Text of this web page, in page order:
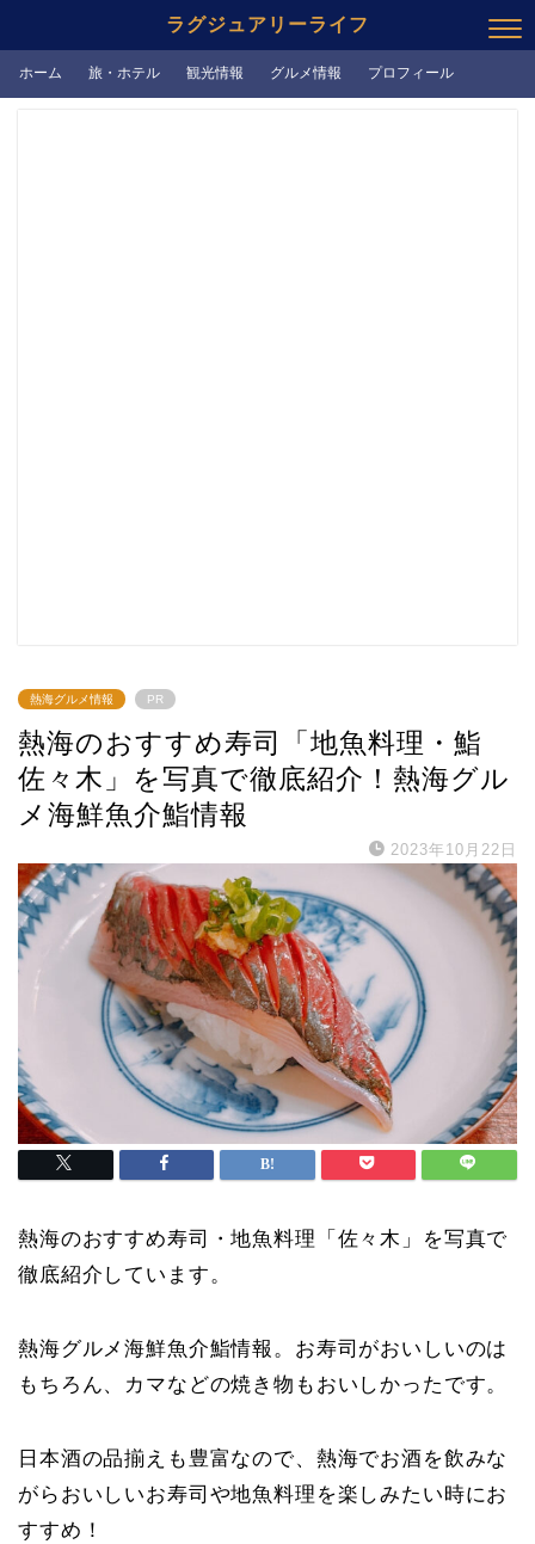
ラグジュアリーライフ
ホーム 旅・ホテル 観光情報 グルメ情報 プロフィール
熱海グルメ情報 PR
熱海のおすすめ寿司「地魚料理・鮨
佐々木」を写真で徹底紹介！熱海グル
メ海鮮魚介鮨情報
2023年10月22日
熱海のおすすめ寿司・地魚料理「佐々木」を写真で
徹底紹介しています。
熱海グルメ海鮮魚介鮨情報。お寿司がおいしいのは
もちろん、カマなどの焼き物もおいしかったです。
日本酒の品揃えも豊富なので、熱海でお酒を飲みな
がらおいしいお寿司や地魚料理を楽しみたい時にお
すすめ！